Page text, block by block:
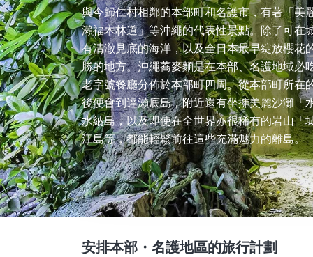
與今歸仁村相鄰的本部町和名護市，有著「美
瀨福木林道」等沖繩的代表性景點。除了可在
有清澈見底的海洋，以及全日本最早綻放櫻花
勝的地方。沖繩蕎麥麵是在本部、名護地域必
老字號餐廳分佈於本部町四周。從本部町所在
後便會到達瀨底島，附近還有坐擁美麗沙灘「
水納島，以及即使在全世界亦很稀有的岩山
江島等，都能輕鬆前往這些充滿魅力的離島。
安排本部・名護地區的旅行計劃